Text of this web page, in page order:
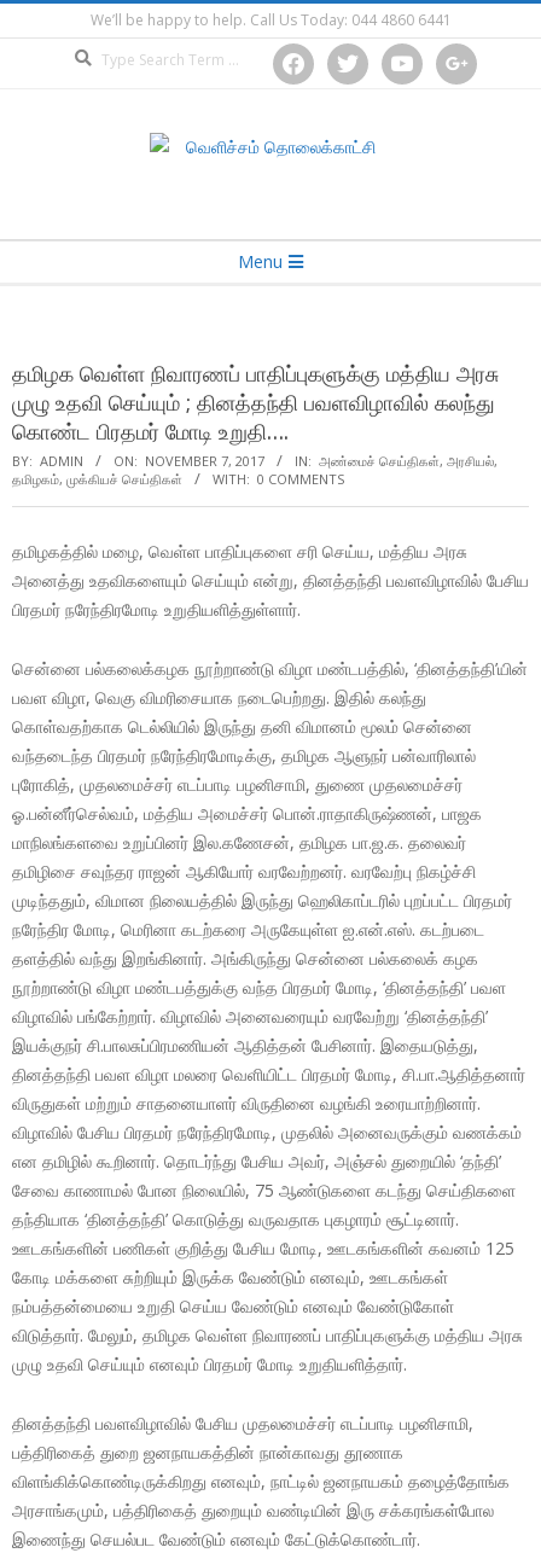
to
We’ll be happy to help. Call Us Today: 044 4860 6441
facebooktwitter youtube google
Menu
தமிழக வெள்ள நிவாரணப் பாதிப்புகளுக்கு மத்திய அரசு
முழு உதவி செய்யும் ; தினத்தந்தி பவளவிழாவில் கலந்து
கொண்ட பிரதமர் மோடி உறுதி….
BY: ADMIN ON: NOVEMBER 7, 2017 IN: அண்மைச் செய்திகள், அரசியல்,
தமிழகம், முக்கியச் செய்திகள் WITH: 0 COMMENTS
தமிழகத்தில் மழை, வெள்ள பாதிப்புகளை சரி செய்ய, மத்திய அரசு
அனைத்து உதவிகளையும் செய்யும் என்று, தினத்தந்தி பவளவிழாவில் பேசிய
பிரதமர் நரேந்திரமோடி உறுதியளித்துள்ளார்.
சென்னை பல்கலைக்கழக நூற்றாண்டு விழா மண்டபத்தில், ‘தினத்தந்தி’யின்
பவள விழா, வெகு விமரிசையாக நடைபெற்றது. இதில் கலந்து
கொள்வதற்காக டெல்லியில் இருந்து தனி விமானம் மூலம் சென்னை
வந்தடைந்த பிரதமர் நரேந்திரமோடிக்கு, தமிழக ஆளுநர் பன்வாரிலால்
புரோகித், முதலமைச்சர் எடப்பாடி பழனிசாமி, துணை முதலமைச்சர்
ஓ.பன்னீர்செல்வம், மத்திய அமைச்சர் பொன்.ராதாகிருஷ்ணன், பாஜக
மாநிலங்களவை உறுப்பினர் இல.கணேசன், தமிழக பா.ஜ.க. தலைவர்
தமிழிசை சவுந்தர ராஜன் ஆகியோர் வரவேற்றனர். வரவேற்பு நிகழ்ச்சி
முடிந்ததும், விமான நிலையத்தில் இருந்து ஹெலிகாப்டரில் புறப்பட்ட பிரதமர்
நரேந்திர மோடி, மெரினா கடற்கரை அருகேயுள்ள ஐ.என்.எஸ். கடற்படை
தளத்தில் வந்து இறங்கினார். அங்கிருந்து சென்னை பல்கலைக் கழக
நூற்றாண்டு விழா மண்டபத்துக்கு வந்த பிரதமர் மோடி, ‘தினத்தந்தி’ பவள
விழாவில் பங்கேற்றார். விழாவில் அனைவரையும் வரவேற்று ‘தினத்தந்தி’
இயக்குநர் சி.பாலசுப்பிரமணியன் ஆதித்தன் பேசினார். இதையடுத்து,
தினத்தந்தி பவள விழா மலரை வெளியிட்ட பிரதமர் மோடி, சி.பா.ஆதித்தனார்
விருதுகள் மற்றும் சாதனையாளர் விருதினை வழங்கி உரையாற்றினார்.
விழாவில் பேசிய பிரதமர் நரேந்திரமோடி, முதலில் அனைவருக்கும் வணக்கம்
என தமிழில் கூறினார். தொடர்ந்து பேசிய அவர், அஞ்சல் துறையில் ‘தந்தி’
சேவை காணாமல் போன நிலையில், 75 ஆண்டுகளை கடந்து செய்திகளை
தந்தியாக ‘தினத்தந்தி’ கொடுத்து வருவதாக புகழாரம் சூட்டினார்.
ஊடகங்களின் பணிகள் குறித்து பேசிய மோடி, ஊடகங்களின் கவனம் 125
கோடி மக்களை சுற்றியும் இருக்க வேண்டும் எனவும், ஊடகங்கள்
நம்பத்தன்மையை உறுதி செய்ய வேண்டும் எனவும் வேண்டுகோள்
விடுத்தார். மேலும், தமிழக வெள்ள நிவாரணப் பாதிப்புகளுக்கு மத்திய அரசு
முழு உதவி செய்யும் எனவும் பிரதமர் மோடி உறுதியளித்தார்.
தினத்தந்தி பவளவிழாவில் பேசிய முதலமைச்சர் எடப்பாடி பழனிசாமி,
பத்திரிகைத் துறை ஜனநாயகத்தின் நான்காவது தூணாக
விளங்கிக்கொண்டிருக்கிறது எனவும், நாட்டில் ஜனநாயகம் தழைத்தோங்க
அரசாங்கமும், பத்திரிகைத் துறையும் வண்டியின் இரு சக்கரங்கள்போல
இணைந்து செயல்பட வேண்டும் எனவும் கேட்டுக்கொண்டார்.